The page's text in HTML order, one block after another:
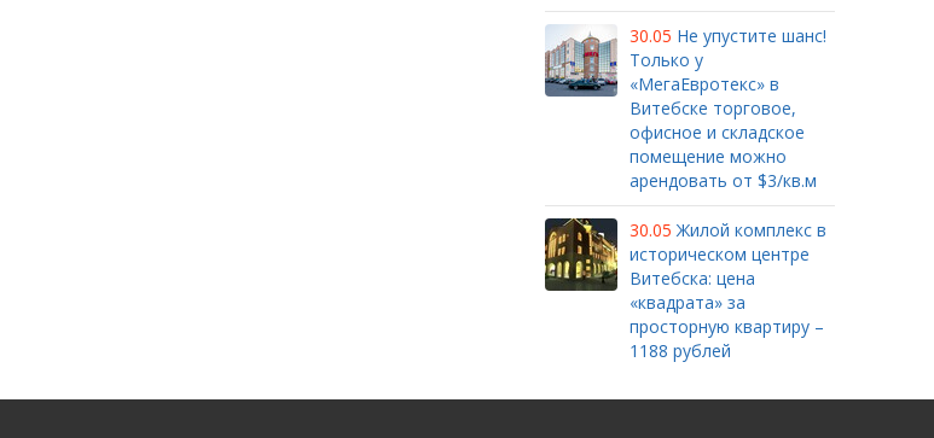
30.05 Не упустите шанс!
Только у
«МегаЕвротекс» в
Витебске торговое,
офисное и складское
помещение можно
арендовать от $3/кв.м
30.05 Жилой комплекс в
историческом центре
Витебска: цена
«квадрата» за
просторную квартиру –
1188 рублей